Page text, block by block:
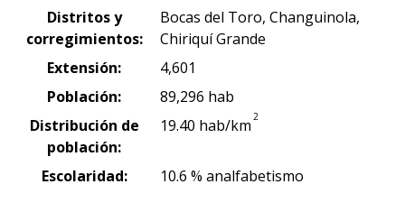
Distritos y
corregimientos:
Bocas del Toro, Changuinola,
Chiriquí Grande
Extensión:
4,601
Población:
89,296 hab
Distribución de
población:
19.40 hab/km 2
Escolaridad: 10.6 % analfabetismo